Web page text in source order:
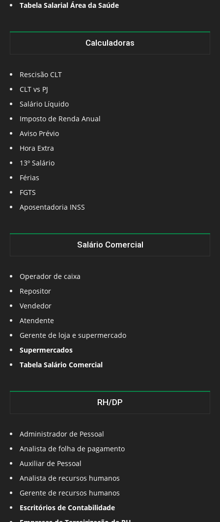
Tabela Salarial Área da Saúde
Calculadoras
Rescisão CLT
CLT vs PJ
Salário Líquido
Imposto de Renda Anual
Aviso Prévio
Hora Extra
13º Salário
Férias
FGTS
Aposentadoria INSS
Salário Comercial
Operador de caixa
Repositor
Vendedor
Atendente
Gerente de loja e supermercado
Supermercados
Tabela Salário Comercial
RH/DP
Administrador de Pessoal
Analista de folha de pagamento
Auxiliar de Pessoal
Analista de recursos humanos
Gerente de recursos humanos
Escritórios de Contabilidade